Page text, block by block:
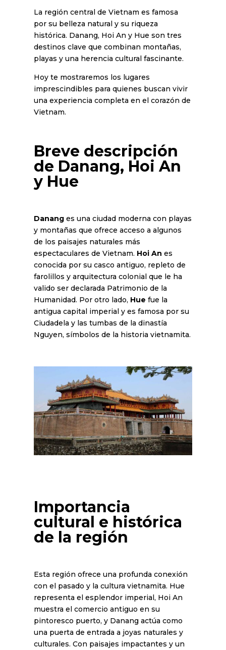
La región central de Vietnam es famosa
por su belleza natural y su riqueza
histórica. Danang, Hoi An y Hue son tres
destinos clave que combinan montañas,
playas y una herencia cultural fascinante.
Hoy te mostraremos los lugares
imprescindibles para quienes buscan vivir
una experiencia completa en el corazón de
Vietnam.
Breve descripción
de Danang, Hoi An
y Hue
Danang es una ciudad moderna con playas
y montañas que ofrece acceso a algunos
de los paisajes naturales más
espectaculares de Vietnam. Hoi An es
conocida por su casco antiguo, repleto de
farolillos y arquitectura colonial que le ha
valido ser declarada Patrimonio de la
Humanidad. Por otro lado, Hue fue la
antigua capital imperial y es famosa por su
Ciudadela y las tumbas de la dinastía
Nguyen, símbolos de la historia vietnamita.
Importancia
cultural e histórica
de la región
Esta región ofrece una profunda conexión
con el pasado y la cultura vietnamita. Hue
representa el esplendor imperial, Hoi An
muestra el comercio antiguo en su
pintoresco puerto, y Danang actúa como
una puerta de entrada a joyas naturales y
culturales. Con paisajes impactantes y un